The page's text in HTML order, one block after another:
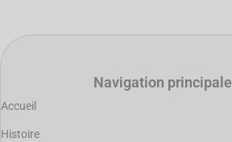
Navigation principale
Accueil
Histoire